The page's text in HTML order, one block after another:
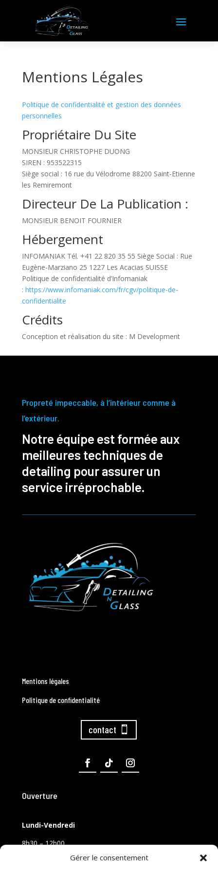
Gérer le consentement
Mentions Légales
Politique de confidentialité et gestion des données
personnelles
Propriétaire Du Site
MONSIEUR CHRISTOPHE DUONG
SIREN : 953522315
Siège social : 16 rue du Vélodrome 88200 Saint-Etienne
les Remiremont
Directeur De La Publication :
MONSIEUR BENOIT FOURNIER
Hébergement
INFOMANIAK Tél. +41 22 820 35 55 Siège Social : Rue
Eugène-Marziano 25 1227 Les Acacias SUISSE
Politique de confidentialité d’Infomaniak
: https://www.infomaniak.com/fr/cgv/politique-de-
confidentialite
Crédits
Conception et réalisation du site : M Development
Propreté impeccable, à l’intérieur comme à
l’extérieur.
Notre équipe est formée aux
meilleures techniques de
detailing pour assurer un
service irréprochable.
Mentions légales
Politique de confidentialité
contact
Ouverture
Lundi-Vendredi
8h30 – 12h00